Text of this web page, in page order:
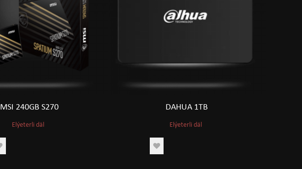
MSI 240GB S270
Elýeterli däl
DAHUA 1TB
Elýeterli däl